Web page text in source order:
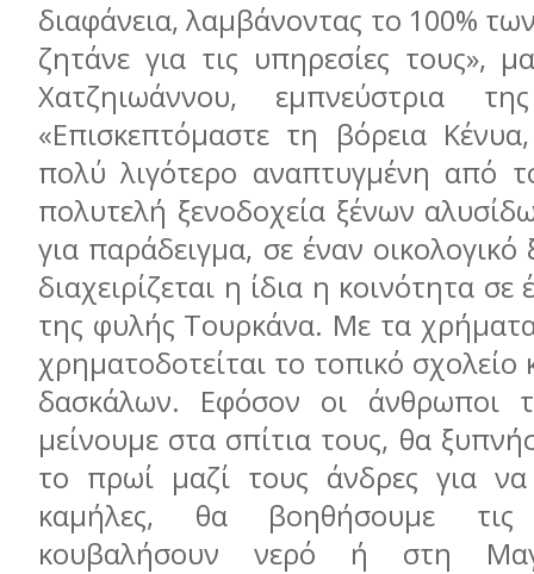
διαφάνεια, λαμβάνοντας το 100%
ζητάνε για τις υπηρεσίες τους»,
Χατζηιωάννου, εμπνεύστρια
«Επισκεπτόμαστε τη βόρεια
πολύ λιγότερο αναπτυγμένη από
πολυτελή ξενοδοχεία ξένων
για παράδειγμα, σε έναν
διαχειρίζεται η ίδια η κοινότητα
της φυλής Τουρκάνα. Με τα
χρηματοδοτείται το τοπικό
δασκάλων. Εφόσον οι άνθρωποι
μείνουμε στα σπίτια τους, θα
το πρωί μαζί τους άνδρες για να
καμήλες, θα βοηθήσουμε τις
κουβαλήσουν νερό ή στη